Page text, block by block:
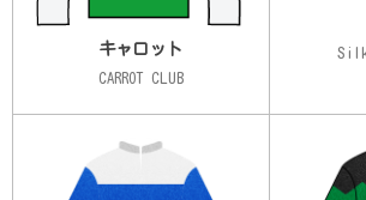
キャロット
CARROT CLUB